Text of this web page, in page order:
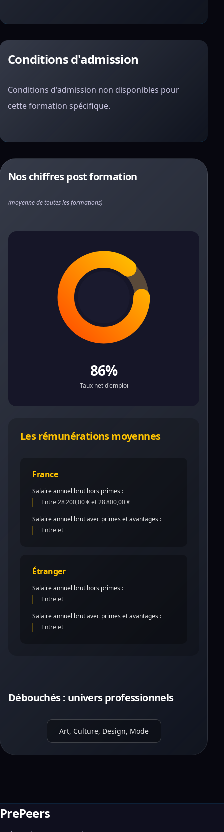
Conditions d'admission
Conditions d'admission non disponibles pour
cette formation spécifique.
Nos chiffres post formation
(moyenne de toutes les formations)
86%
Taux net d'emploi
Les rémunérations moyennes
France
Salaire annuel brut hors primes :
Entre 28 200,00 € et 28 800,00 €
Salaire annuel brut avec primes et avantages :
Entre et
Étranger
Salaire annuel brut hors primes :
Entre et
Salaire annuel brut avec primes et avantages :
Entre et
Débouchés : univers professionnels
Art, Culture, Design, Mode
PrePeers